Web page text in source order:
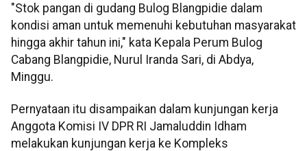
"Stok pangan di gudang Bulog Blangpidie dalam
kondisi aman untuk memenuhi kebutuhan masyarakat
hingga akhir tahun ini," kata Kepala Perum Bulog
Cabang Blangpidie, Nurul Iranda Sari, di Abdya,
Minggu.
Pernyataan itu disampaikan dalam kunjungan kerja
Anggota Komisi IV DPR RI Jamaluddin Idham
melakukan kunjungan kerja ke Kompleks